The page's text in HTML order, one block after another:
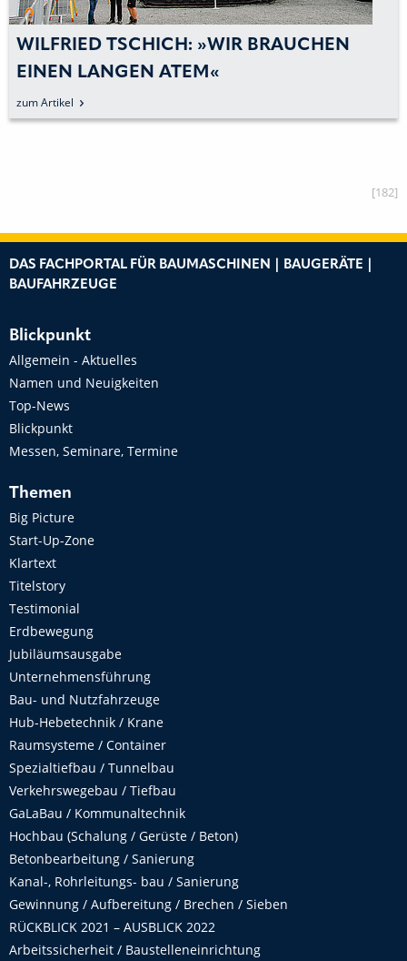
WILFRIED TSCHICH: »WIR BRAUCHEN
EINEN LANGEN ATEM«
zum Artikel
[182]
DAS FACHPORTAL FÜR BAUMASCHINEN | BAUGERÄTE |
BAUFAHRZEUGE
Blickpunkt
Allgemein - Aktuelles
Namen und Neuigkeiten
Top-News
Blickpunkt
Messen, Seminare, Termine
Themen
Big Picture
Start-Up-Zone
Klartext
Titelstory
Testimonial
Erdbewegung
Jubiläumsausgabe
Unternehmensführung
Bau- und Nutzfahrzeuge
Hub-Hebetechnik / Krane
Raumsysteme / Container
Spezialtiefbau / Tunnelbau
Verkehrswegebau / Tiefbau
GaLaBau / Kommunaltechnik
Hochbau (Schalung / Gerüste / Beton)
Betonbearbeitung / Sanierung
Kanal-, Rohrleitungs- bau / Sanierung
Gewinnung / Aufbereitung / Brechen / Sieben
RÜCKBLICK 2021 – AUSBLICK 2022
Arbeitssicherheit / Baustelleneinrichtung